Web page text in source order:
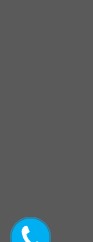
Rappelez